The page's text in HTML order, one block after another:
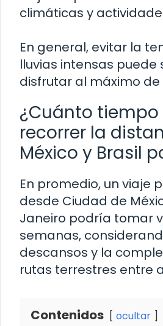
climáticas y
En general, evitar la
lluvias intensas puede
disfrutar al máximo
¿Cuánto
recorrer la
México y Brasil
En promedio, un viaje
desde Ciudad de
Janeiro podría tomar
semanas,
descansos y la
rutas terrestres entre
Contenidos ocultar